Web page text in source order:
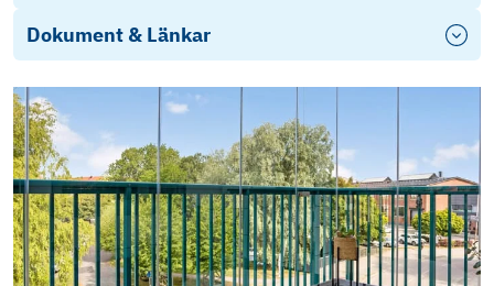
Dokument & Länkar
Energideklaration
D-
Furnish
D-
Furnish
Objektsbeskrivning